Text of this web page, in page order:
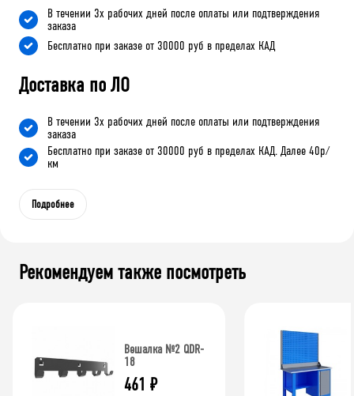
В течении 3х рабочих дней после оплаты или подтверждения
заказа
Бесплатно при заказе от 30000 руб в пределах КАД
Доставка по ЛО
В течении 3х рабочих дней после оплаты или подтверждения
заказа
Бесплатно при заказе от 30000 руб в пределах КАД. Далее 40р/
км
Подробнее
Рекомендуем также посмотреть
Вешалка №2 QDR-
18
461 ₽